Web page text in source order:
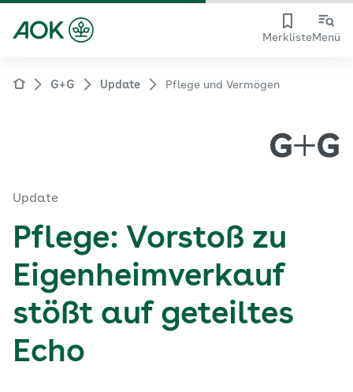
MerklisteMenü
G+G Update Pflege und Vermögen
Update
Pflege: Vorstoß zu
Eigenheimverkauf
stößt auf geteiltes
Echo